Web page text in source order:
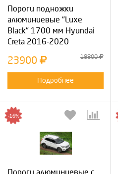
Пороги подножки
алюминиевые "Luxe
Black" 1700 мм Hyundai
Creta 2016-2020
23900 18800
Подробнее
Пороги алюминиевые с
-16%